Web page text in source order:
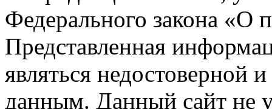
Федерального закона «О
Представленная
являться недостоверной
данным. Данный сайт не